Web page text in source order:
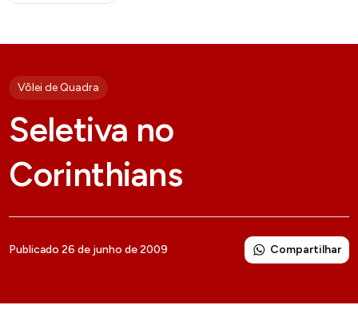
Vôlei de Quadra
Seletiva no
Corinthians
Publicado 26 de junho de 2009 Compartilhar